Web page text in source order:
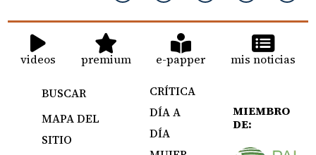
videos premium e-papper mis noticias
BUSCAR
MAPA DEL
SITIO
CRÍTICA
DÍA A
DÍA
MIEMBRO
DE: